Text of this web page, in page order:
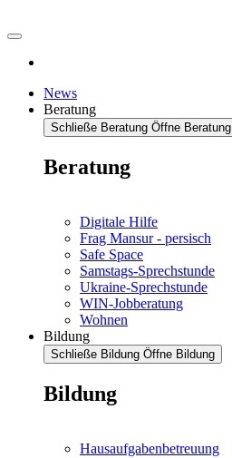
News
Beratung
Schließe Beratung Öffne Beratung
Beratung
Digitale Hilfe
Frag Mansur - persisch
Safe Space
Samstags-Sprechstunde
Ukraine-Sprechstunde
WIN-Jobberatung
Wohnen
Bildung
Schließe Bildung Öffne Bildung
Bildung
Hausaufgabenbetreuung